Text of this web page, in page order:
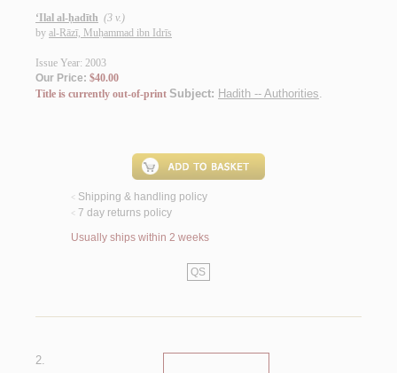
‘Ilal al-ḥadīth (3 v.)
by al-Rāzī, Muḥammad ibn Idrīs
Issue Year: 2003
Our Price: $40.00
Title is currently out-of-print Subject: Hadith -- Authorities.
< Shipping & handling policy
< 7 day returns policy
Usually ships within 2 weeks
QS
2.